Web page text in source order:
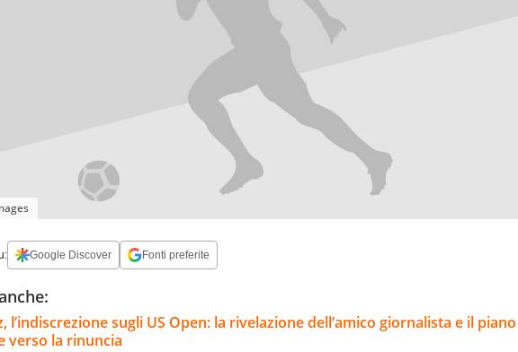
Google Discover Fonti preferite
l’indiscrezione sugli US Open: la rivelazione dell’amico giornalista e il piano
verso la rinuncia